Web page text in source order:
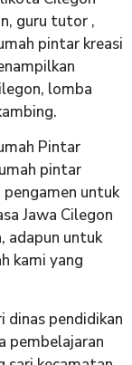
guru tutor ,
pintar kreasi
lomba
Pintar
pintar
pengamen untuk
Jawa Cilegon
adapun untuk
kami yang
dinas pendidikan
pembelajaran